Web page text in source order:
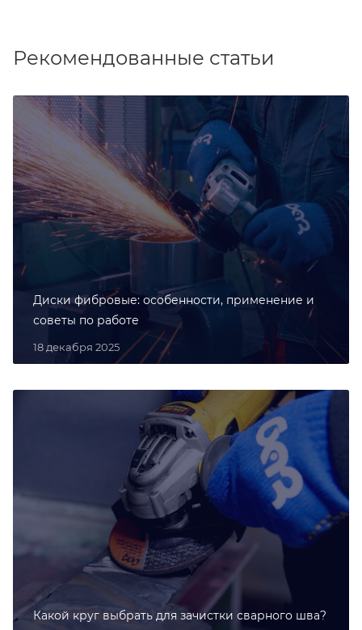
Рекомендованные статьи
18 декабря 2025
Диски фибровые: особенности, применение и
советы по работе
Какой круг выбрать для зачистки сварного шва?